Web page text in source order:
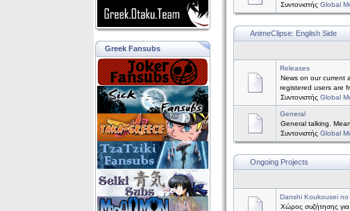
Greek Fansubs
Συντονιστής Global
AnimeClipse: English Side
Releases
News on our current
registered users are
Συντονιστής Global
General
General talking.
Συντονιστής Global
Ongoing Projects
Danshi Koukousei no
Χώρος συζήτησης